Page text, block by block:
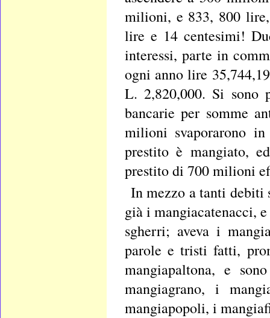
milioni, e 833, 800
lire e 14 centesimi!
interessi, parte in
ogni anno lire
L. 2,820,000. Si sono
bancarie per somme
milioni svaporarono
prestito è mangiato,
prestito di 700 milioni
In mezzo a tanti debiti
già i mangiacatenacci,
sgherri; aveva i
parole e tristi fatti,
mangiapaltona, e
mangiagrano, i
mangiapopoli, i